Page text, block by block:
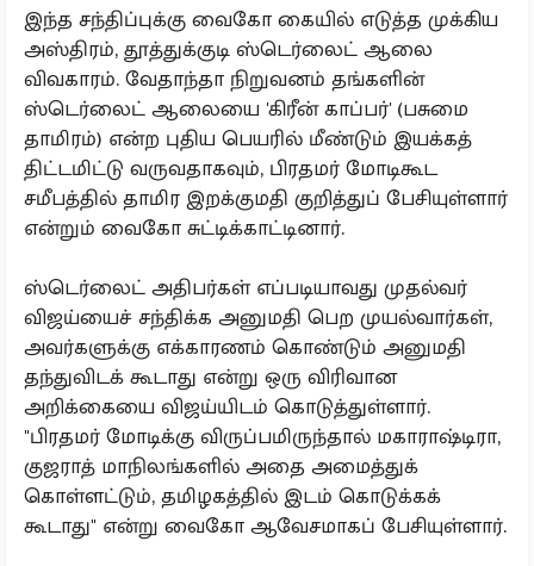
இந்த சந்திப்புக்கு வைகோ கையில் எடுத்த முக்கிய
அஸ்திரம், தூத்துக்குடி ஸ்டெர்லைட் ஆலை
விவகாரம். வேதாந்தா நிறுவனம் தங்களின்
ஸ்டெர்லைட் ஆலையை 'கிரீன் காப்பர்' (பசுமை
தாமிரம்) என்ற புதிய பெயரில் மீண்டும் இயக்கத்
திட்டமிட்டு வருவதாகவும், பிரதமர் மோடிகூட
சமீபத்தில் தாமிர இறக்குமதி குறித்துப் பேசியுள்ளார்
என்றும் வைகோ சுட்டிக்காட்டினார்.
ஸ்டெர்லைட் அதிபர்கள் எப்படியாவது முதல்வர்
விஜய்யைச் சந்திக்க அனுமதி பெற முயல்வார்கள்,
அவர்களுக்கு எக்காரணம் கொண்டும் அனுமதி
தந்துவிடக் கூடாது என்று ஒரு விரிவான
அறிக்கையை விஜய்யிடம் கொடுத்துள்ளார்.
"பிரதமர் மோடிக்கு விருப்பமிருந்தால் மகாராஷ்டிரா,
குஜராத் மாநிலங்களில் அதை அமைத்துக்
கொள்ளட்டும், தமிழகத்தில் இடம் கொடுக்கக்
கூடாது" என்று வைகோ ஆவேசமாகப் பேசியுள்ளார்.